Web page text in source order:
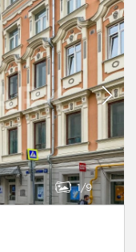
1 9